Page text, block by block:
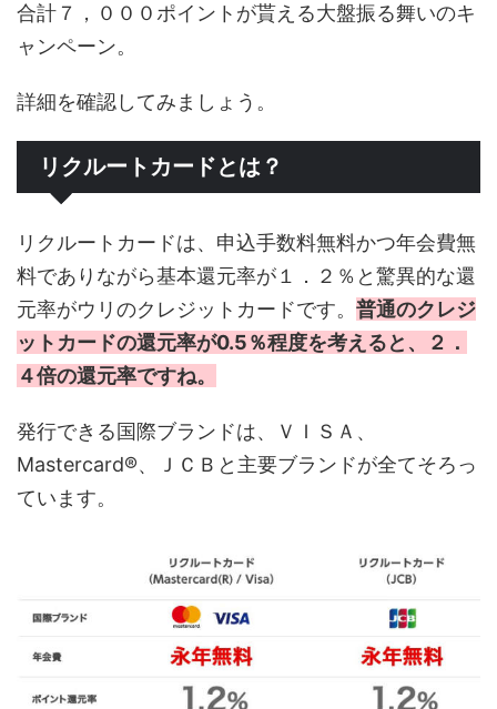
合計７，０００ポイントが貰える大盤振る舞いのキ
ャンペーン。
詳細を確認してみましょう。
リクルートカードとは？
リクルートカードは、申込手数料無料かつ年会費無
料でありながら基本還元率が１．２％と驚異的な還
元率がウリのクレジットカードです。 普通のクレジ
ットカードの還元率が0.5％程度を考えると、２．
４倍の還元率ですね。
発行できる国際ブランドは、ＶＩＳＡ、
Mastercard®、ＪＣＢと主要ブランドが全てそろっ
ています。